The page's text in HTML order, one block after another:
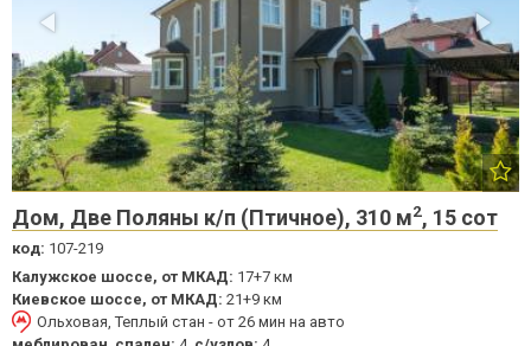
Дом, Две Поляны к/п (Птичное), 310 м2, 15 сот
код: 107-219
Калужское шоссе, от МКАД: 17+7 км
Киевское шоссе, от МКАД: 21+9 км
Ольховая, Теплый стан - от 26 мин на авто